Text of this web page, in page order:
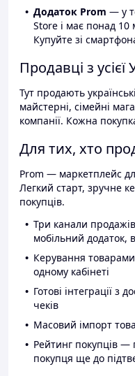
Додаток Prom — у
Store і має понад 10
Купуйте зі
Продавці з усієї
Тут продають
майстерні, сімейні
компанії. Кожна
Для тих, хто
Prom — маркетплейс
Легкий старт, зручне
покупців.
Три канали
мобільний додаток,
Керування
одному кабінеті
Готові інтеграції
чеків
Масовий імпорт
Рейтинг покупців —
покупця ще до